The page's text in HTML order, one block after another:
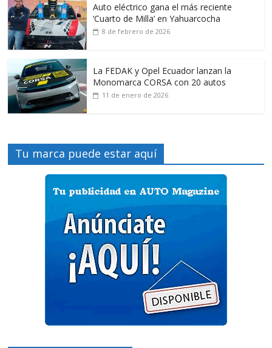
Auto eléctrico gana el más reciente
‘Cuarto de Milla’ en Yahuarcocha
8 de febrero de 2026
La FEDAK y Opel Ecuador lanzan la
Monomarca CORSA con 20 autos
11 de enero de 2026
Tu marca puede estar aquí